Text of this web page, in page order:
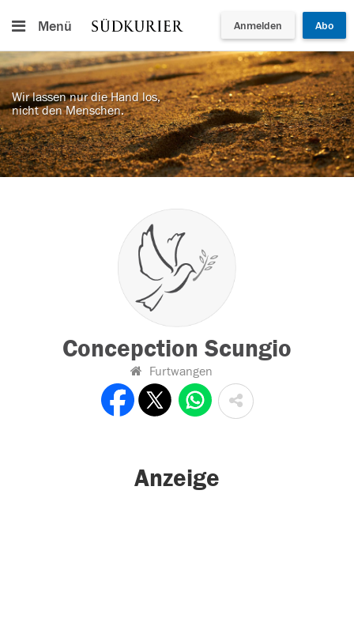
Menü Anmelden Abo
Wir lassen nur die Hand los,
nicht den Menschen.
Concepction Scungio
Furtwangen
Anzeige